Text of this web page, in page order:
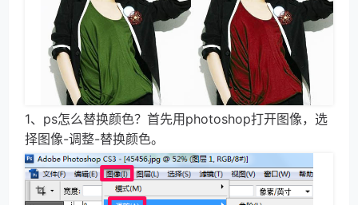
1、ps怎么替换颜色？首先用photoshop打开图像，选
择图像-调整-替换颜色。